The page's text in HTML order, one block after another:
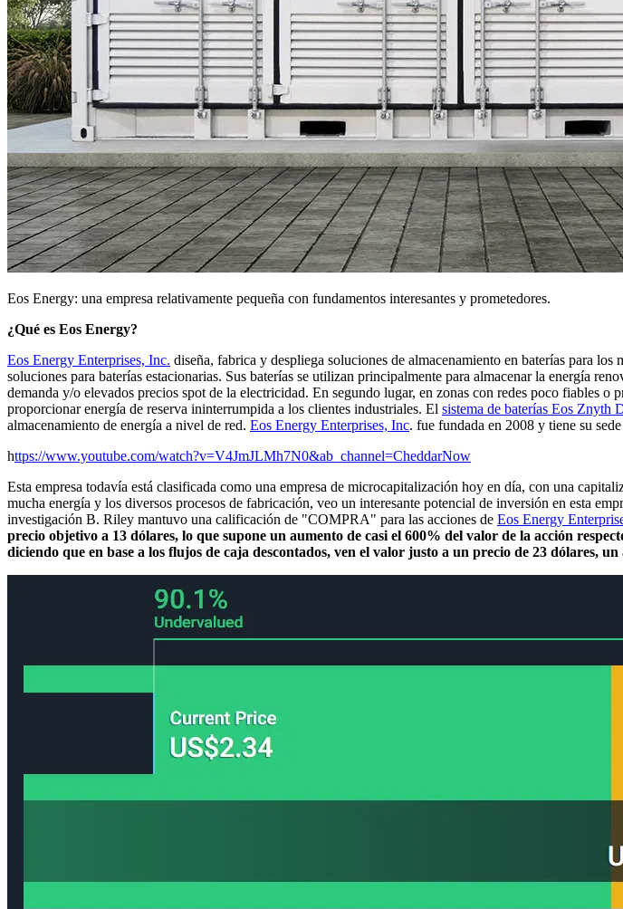
Eos Energy: una empresa relativamente pequeña con fundamentos interesantes y prometedores.
¿Qué es Eos Energy?
Eos Energy Enterprises, Inc. diseña, fabrica y despliega soluciones de almacenamiento en baterías para
soluciones para baterías estacionarias. Sus baterías se utilizan principalmente para almacenar la energía
demanda y/o elevados precios spot de la electricidad. En segundo lugar, en zonas con redes poco fiables
proporcionar energía de reserva ininterrumpida a los clientes industriales. El sistema de baterías Eos Znyth
almacenamiento de energía a nivel de red. Eos Energy Enterprises, Inc. fue fundada en 2008 y tiene su
https://www.youtube.com/watch?v=V4JmJLMh7N0&ab_channel=CheddarNow
Esta empresa todavía está clasificada como una empresa de microcapitalización hoy en día, con una
mucha energía y los diversos procesos de fabricación, veo un interesante potencial de inversión en esta
investigación B. Riley mantuvo una calificación de "COMPRA" para las acciones de Eos Energy
precio objetivo a 13 dólares, lo que supone un aumento de casi el 600% del valor de la acción
diciendo que en base a los flujos de caja descontados, ven el valor justo a un precio de 23 dólares,